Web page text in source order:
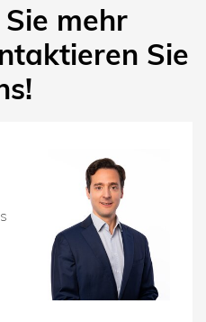
mehr
Sie